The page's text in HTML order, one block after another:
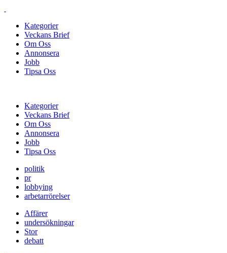
Kategorier
Veckans Brief
Om Oss
Annonsera
Jobb
Tipsa Oss
Kategorier
Veckans Brief
Om Oss
Annonsera
Jobb
Tipsa Oss
politik
pr
lobbying
arbetarrörelser
Affärer
undersökningar
Stor
debatt